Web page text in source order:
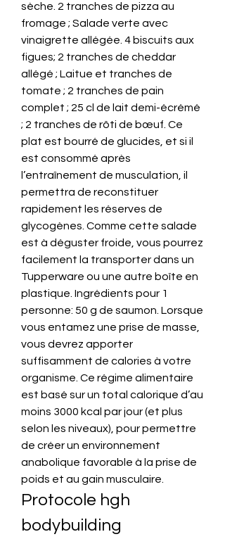
sèche. 2 tranches de pizza au
fromage ; Salade verte avec
vinaigrette allégée. 4 biscuits aux
figues; 2 tranches de cheddar
allégé ; Laitue et tranches de
tomate ; 2 tranches de pain
complet ; 25 cl de lait demi-écrémé
; 2 tranches de rôti de bœuf. Ce
plat est bourré de glucides, et si il
est consommé après
l’entraînement de musculation, il
permettra de reconstituer
rapidement les réserves de
glycogènes. Comme cette salade
est à déguster froide, vous pourrez
facilement la transporter dans un
Tupperware ou une autre boîte en
plastique. Ingrédients pour 1
personne: 50 g de saumon. Lorsque
vous entamez une prise de masse,
vous devrez apporter
suffisamment de calories à votre
organisme. Ce régime alimentaire
est basé sur un total calorique d’au
moins 3000 kcal par jour (et plus
selon les niveaux), pour permettre
de créer un environnement
anabolique favorable à la prise de
poids et au gain musculaire.
Protocole hgh
bodybuilding